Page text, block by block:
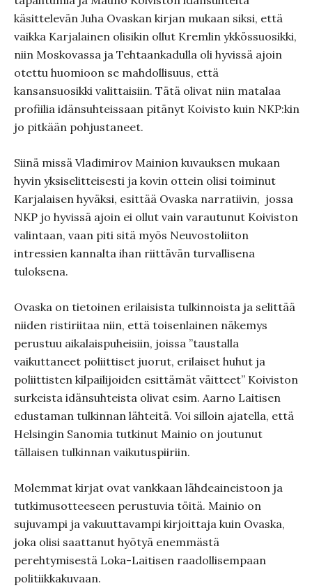
käsittelevän Juha Ovaskan kirjan mukaan siksi, että
vaikka Karjalainen olisikin ollut Kremlin ykkössuosikki,
niin Moskovassa ja Tehtaankadulla oli hyvissä ajoin
otettu huomioon se mahdollisuus, että
kansansuosikki valittaisiin. Tätä olivat niin matalaa
profiilia idänsuhteissaan pitänyt Koivisto kuin NKP:kin
jo pitkään pohjustaneet.
Siinä missä Vladimirov Mainion kuvauksen mukaan
hyvin yksiselitteisesti ja kovin ottein olisi toiminut
Karjalaisen hyväksi, esittää Ovaska narratiivin, jossa
NKP jo hyvissä ajoin ei ollut vain varautunut Koiviston
valintaan, vaan piti sitä myös Neuvostoliiton
intressien kannalta ihan riittävän turvallisena
tuloksena.
Ovaska on tietoinen erilaisista tulkinnoista ja selittää
niiden ristiriitaa niin, että toisenlainen näkemys
perustuu aikalaispuheisiin, joissa ”taustalla
vaikuttaneet poliittiset juorut, erilaiset huhut ja
poliittisten kilpailijoiden esittämät väitteet” Koiviston
surkeista idänsuhteista olivat esim. Aarno Laitisen
edustaman tulkinnan lähteitä. Voi silloin ajatella, että
Helsingin Sanomia tutkinut Mainio on joutunut
tällaisen tulkinnan vaikutuspiiriin.
Molemmat kirjat ovat vankkaan lähdeaineistoon ja
tutkimusotteeseen perustuvia töitä. Mainio on
sujuvampi ja vakuuttavampi kirjoittaja kuin Ovaska,
joka olisi saattanut hyötyä enemmästä
perehtymisestä Loka-Laitisen raadollisempaan
politiikkakuvaan.